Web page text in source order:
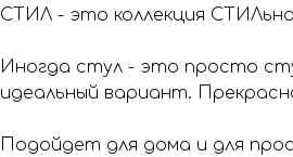
СТИЛ - это коллекция
Иногда стул - это просто
идеальный вариант.
Подойдет для дома и для